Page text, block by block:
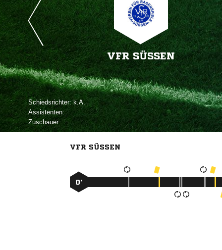
VFR SÜSSEN
Schiedsrichter:
Assistenten:
Zuschauer:
VFR SÜSSEN
0’